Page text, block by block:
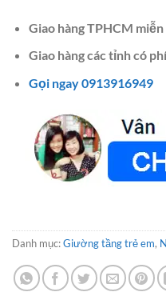
Giao hàng TPHCM
Giao hàng các tỉnh có
Gọi ngay 0913916949
Danh mục:Giường tầng trẻ em,